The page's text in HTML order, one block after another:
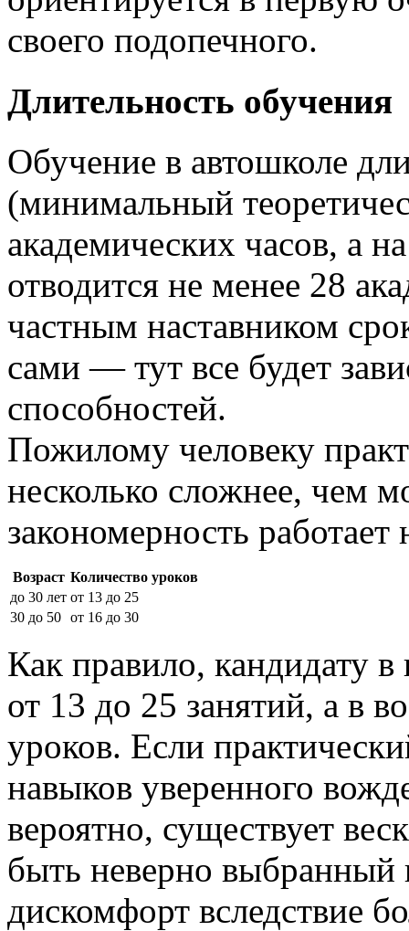
своего подопечного.
Длительность обучения
Обучение в автошколе
(минимальный
академических часов, а
отводится не менее 28
частным наставником
сами — тут все будет
способностей.
Пожилому человеку
несколько сложнее, чем
закономерность работает
Возраст Количество уроков
до 30 лет от 13 до 25
30 до 50 от 16 до 30
Как правило, кандидату
от 13 до 25 занятий, а в
уроков. Если
навыков уверенного
вероятно, существует
быть неверно выбранный
дискомфорт вследствие